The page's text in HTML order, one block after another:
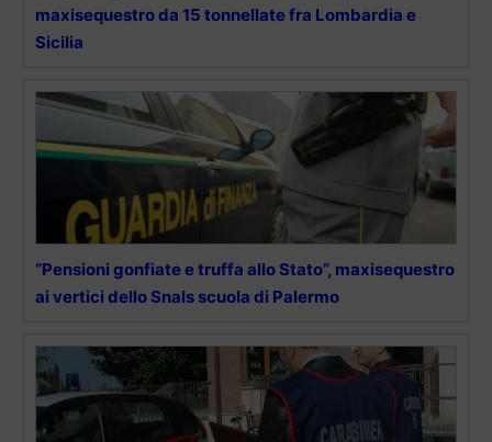
maxisequestro da 15 tonnellate fra Lombardia e
Sicilia
“Pensioni gonfiate e truffa allo Stato”, maxisequestro
ai vertici dello Snals scuola di Palermo